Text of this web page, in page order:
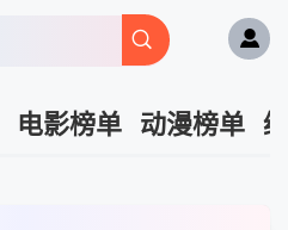
电影榜单 动漫榜单